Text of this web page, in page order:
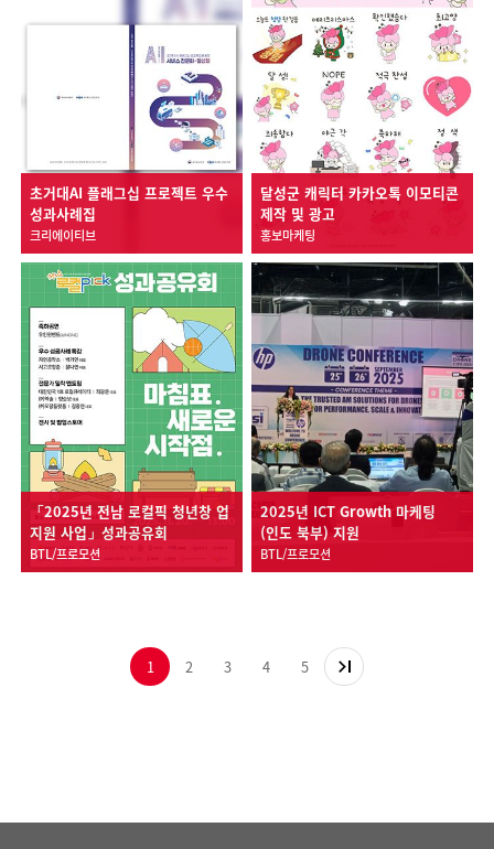
초거대AI 플래그십 프로젝트 우수
성과사례집
크리에이티브
달성군 캐릭터 카카오톡 이모티콘
제작 및 광고
홍보마케팅
「2025년 전남 로컬픽 청년창 업
지원 사업」성과공유회
BTL/프로모션
2025년 ICT Growth 마케팅
(인도 북부) 지원
BTL/프로모션
1 2 3 4 5